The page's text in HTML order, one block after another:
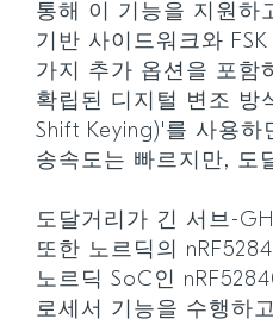
통해 이 기능을 지원하
기반 사이드워크와
가지 추가 옵션을 포함
확립된 디지털 변조 방
Shift Keying)'를 사용하
송속도는 빠르지만, 도
도달거리가 긴 서브-
또한 노르딕의
노르딕 SoC인
로세서 기능을 수행하